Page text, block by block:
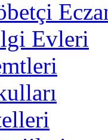
Evleri